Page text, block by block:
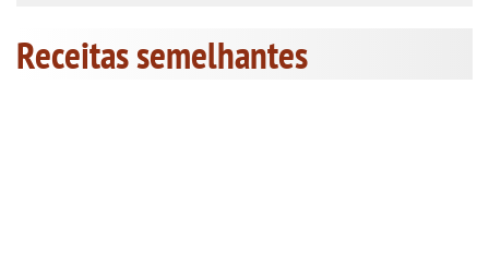
Receitas semelhantes